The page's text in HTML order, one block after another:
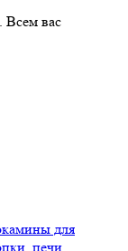
Всем вас